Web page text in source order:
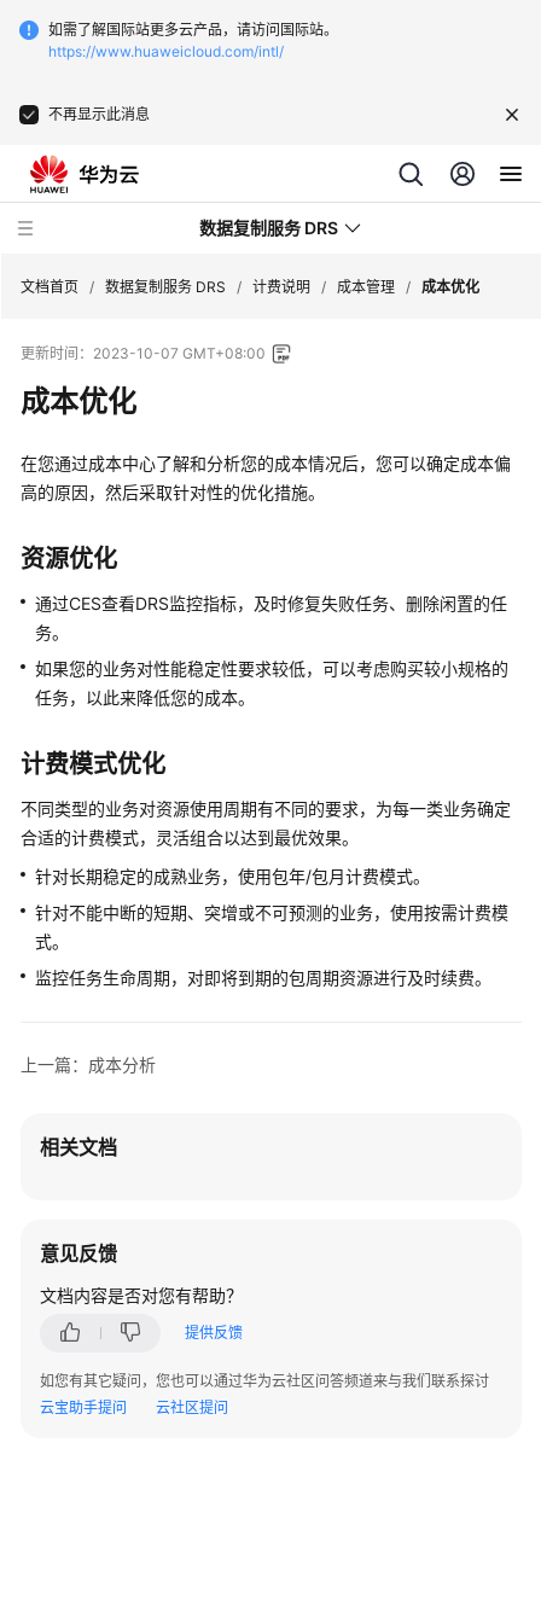
如需了解国际站更多云产品，请访问国际站。
https://www.huaweicloud.com/intl/
不再显示此消息
数据复制服务 DRS
最
新
动
产
介
计
费
说
明
计
概
述
计
式
费
计
变
更
计
模
式
文档首页 / 数据复制服务 DRS / 计费说明 / 成本管理 / 成本优化
更新时间： 2023-10-07 GMT+08:00
成本优化
在您通过成本中心了解和分析您的成本情况后，您可以确定成本偏
高的原因，然后采取针对性的优化措施。
资源优化
通过CES查看DRS监控指标，及时修复失败任务、删除闲置的任
务。
如果您的业务对性能稳定性要求较低，可以考虑购买较小规格的
任务，以此来降低您的成本。
计费模式优化
不同类型的业务对资源使用周期有不同的要求，为每一类业务确定
合适的计费模式，灵活组合以达到最优效果。
针对长期稳定的成熟业务，使用包年/包月计费模式。
针对不能中断的短期、突增或不可预测的业务，使用按需计费模
式。
监控任务生命周期，对即将到期的包周期资源进行及时续费。
上一篇：成本分析
相关文档
意见反馈
文档内容是否对您有帮助？
提供反馈
如您有其它疑问，您也可以通过华为云社区问答频道来与我们联系探讨
云宝助手提问
云社区提问